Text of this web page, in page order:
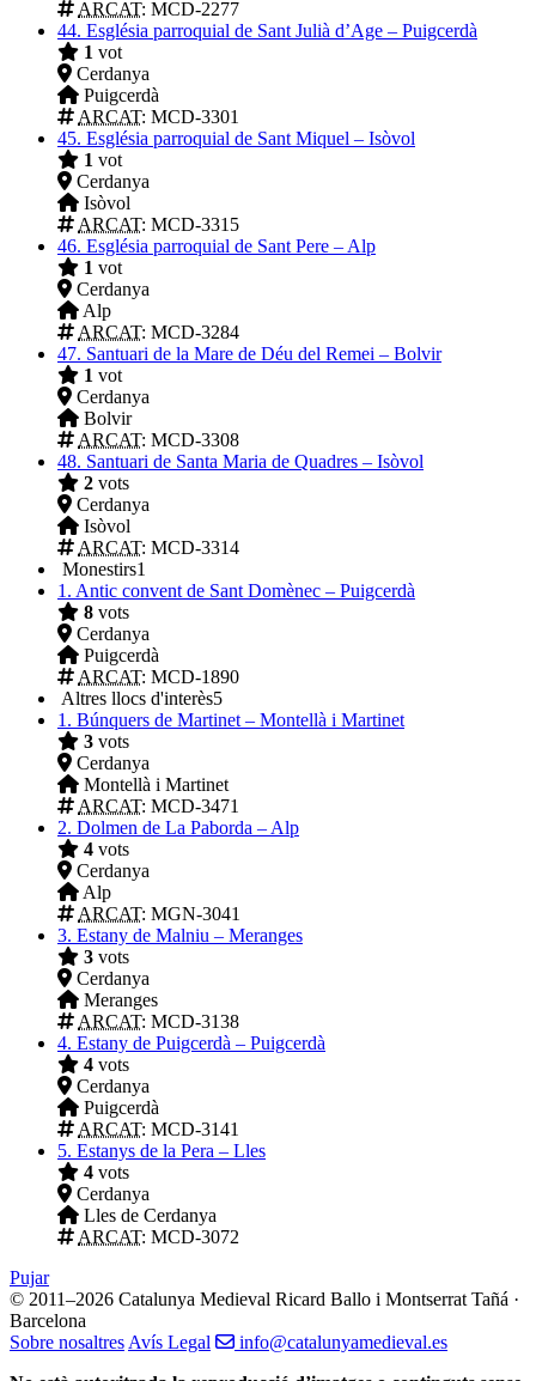
ARCAT: MCD-2277
44. Església parroquial de Sant Julià d’Age – Puigcerdà
1 vot
Cerdanya
Puigcerdà
ARCAT: MCD-3301
45. Església parroquial de Sant Miquel – Isòvol
1 vot
Cerdanya
Isòvol
ARCAT: MCD-3315
46. Església parroquial de Sant Pere – Alp
1 vot
Cerdanya
Alp
ARCAT: MCD-3284
47. Santuari de la Mare de Déu del Remei – Bolvir
1 vot
Cerdanya
Bolvir
ARCAT: MCD-3308
48. Santuari de Santa Maria de Quadres – Isòvol
2 vots
Cerdanya
Isòvol
ARCAT: MCD-3314
Monestirs1
1. Antic convent de Sant Domènec – Puigcerdà
8 vots
Cerdanya
Puigcerdà
ARCAT: MCD-1890
Altres llocs d'interès5
1. Búnquers de Martinet – Montellà i Martinet
3 vots
Cerdanya
Montellà i Martinet
ARCAT: MCD-3471
2. Dolmen de La Paborda – Alp
4 vots
Cerdanya
Alp
ARCAT: MGN-3041
3. Estany de Malniu – Meranges
3 vots
Cerdanya
Meranges
ARCAT: MCD-3138
4. Estany de Puigcerdà – Puigcerdà
4 vots
Cerdanya
Puigcerdà
ARCAT: MCD-3141
5. Estanys de la Pera – Lles
4 vots
Cerdanya
Lles de Cerdanya
ARCAT: MCD-3072
Pujar
© 2011–2026 Catalunya Medieval Ricard Ballo i Montserrat Tañá ·
Barcelona
Sobre nosaltres Avís Legal
info@catalunyamedieval.es